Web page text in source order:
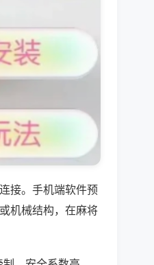
接。手机端软件预
机械结构，在麻将